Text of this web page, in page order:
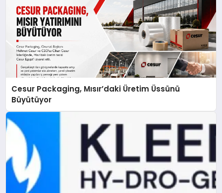
Cesur Packaging, Mısır’daki Üretim Üssünü
Büyütüyor